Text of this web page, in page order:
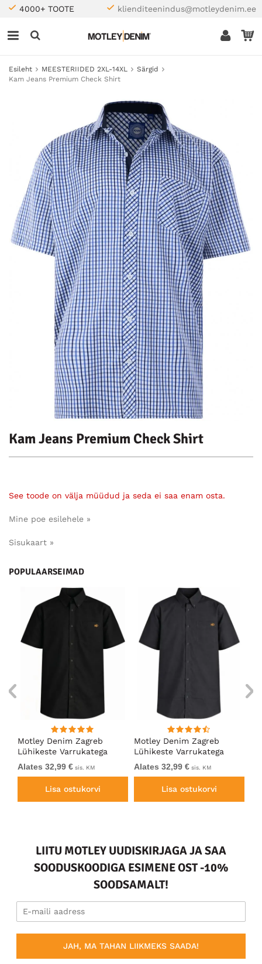
4000+ TOOTE klienditeenindus@motleydenim.ee
Esileht MEESTERIIDED 2XL-14XL
Särgid
Kam Jeans Premium Check Shirt
Kam Jeans Premium Check Shirt
See toode on välja müüdud ja seda ei saa enam osta.
Mine poe esilehele »
Sisukaart »
POPULAARSEIMAD
Motley Denim Zagreb
Lühikeste Varrukatega
Särk Must
Alates 32,99 € sis. KM
Lisa ostukorvi
Motley Denim Zagreb
Lühikeste Varrukatega
Särk Tumehall
Alates 32,99 € sis. KM
Lisa ostukorvi
LIITU MOTLEY UUDISKIRJAGA JA SAA
SOODUSKOODIGA ESIMENE OST -10%
SOODSAMALT!
JAH, MA TAHAN LIIKMEKS SAADA!